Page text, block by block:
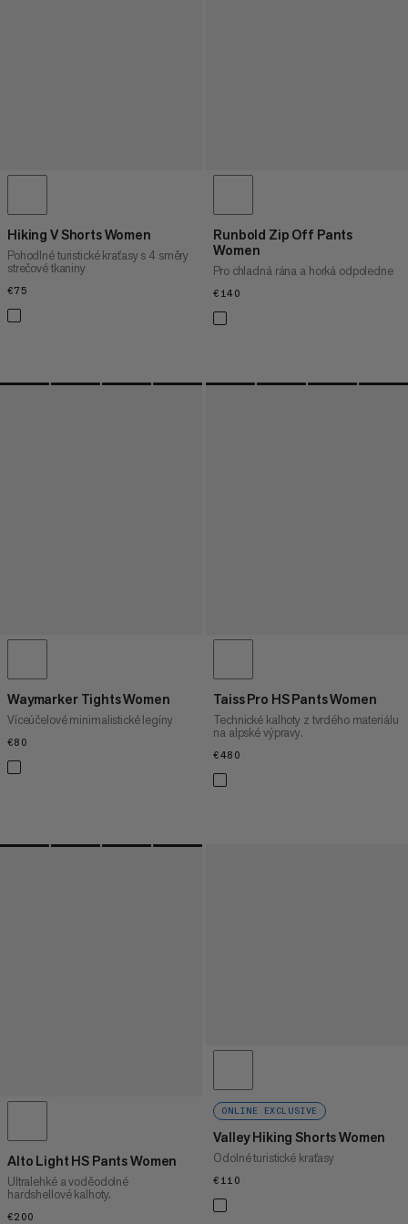
Hiking V Shorts Women
Pohodlné turistické kraťasy s 4 směry
strečové tkaniny
€75
Runbold Zip Off Pants
Women
Pro chladná rána a horká odpoledne
€140
Waymarker Tights Women
Víceúčelové minimalistické legíny
€80
Taiss Pro HS Pants Women
Technické kalhoty z tvrdého materiálu
na alpské výpravy.
€480
Alto Light HS Pants Women
Ultralehké a voděodolné
hardshellové kalhoty.
€200
ONLINE EXCLUSIVE
Valley Hiking Shorts Women
Odolné turistické kraťasy
€110